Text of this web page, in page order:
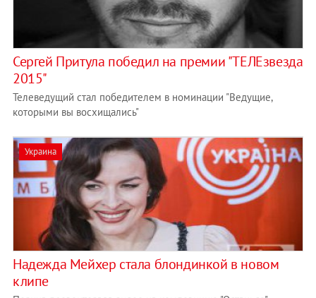
Сергей Притула победил на премии "ТЕЛЕзвезда
2015"
Телеведущий стал победителем в номинации "Ведущие,
которыми вы восхищались"
Украина
Надежда Мейхер стала блондинкой в новом
клипе